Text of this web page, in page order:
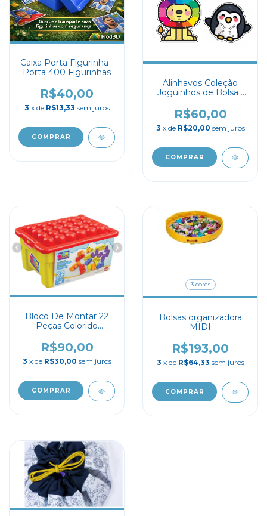
Caixa Porta Figurinha -
Porta 400 Figurinhas
R$40,00
3 x de R$13,33 sem juros
Alinhavos Coleção
Joguinhos de Bolsa -
R$60,00
3 x de R$20,00 sem juros
Bloco De Montar 22
Peças Colorido
Mk165
R$90,00
3 x de R$30,00 sem juros
3 cores
Bolsas organizadora
MIDI
R$193,00
3 x de R$64,33 sem juros
COMPRAR